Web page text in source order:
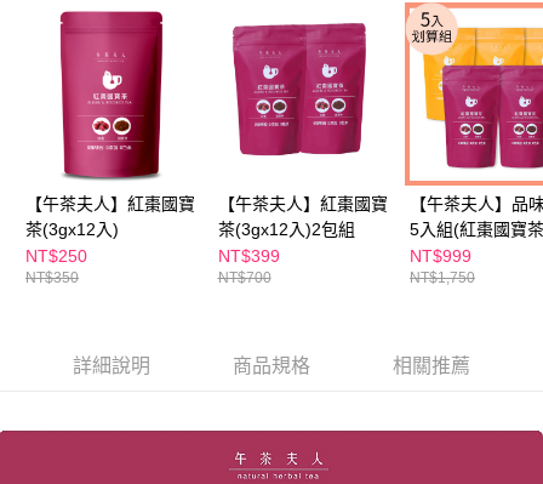
１．簡單：不需註冊會員、不需綁卡、不需儲值。
２．便利：只要手機號碼，簡訊認證，即可結帳。
３．安心：先確認商品／服務後，再付款。
【「AFTEE先享後付」結帳流程】
１．於結帳方式選擇「AFTEE先享後付」後，將跳轉至「AFTEE先享後付」
結帳頁面，進行簡訊認證並確認金額後，即可完成結帳。
２．訂單成立數日內，您將收到繳費通知簡訊。
３．收到繳費通知簡訊後14天內，點擊此簡訊中的連結，可透過四大超商／
ATM／網路銀行／等多元方式進行付款，方視為交易完成。
※ 請注意：結帳手續完成當下不需立刻繳費，但若您需要取消訂單，請聯絡
購買商品的店家。未經商家同意取消之訂單仍視為有效，需透過AFTEE先享
後付繳納相關費用。
易，需依本服務之必要範圍內提供個人資料，並將交易相關給付款項請求債
權轉讓予恩沛科技股份有限公司。
２．關於個人資料處理事宜，請瀏覽以下網址：
運送方式
全家付款取貨
每筆NT$100，滿NT$600(含以上)免運費
付款後全家取貨
每筆NT$100，滿NT$600(含以上)免運費
萊爾富取貨付款
每筆NT$100，滿NT$600(含以上)免運費
7-11付款取貨
【午茶夫人】紅棗國寶
茶(3gx12入)
NT$250
NT$350
【午茶夫人】紅棗國寶
茶(3gx12入)2包組
NT$399
NT$700
【午茶夫人】品
5入組(紅棗國寶
花蕎麥茶)
NT$999
NT$1,750
詳細說明 商品規格 相關推薦